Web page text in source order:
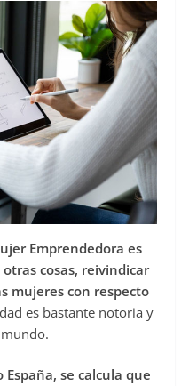
Emprendedora es
cosas, reivindicar
mujeres con respecto
es bastante notoria y
España, se calcula que